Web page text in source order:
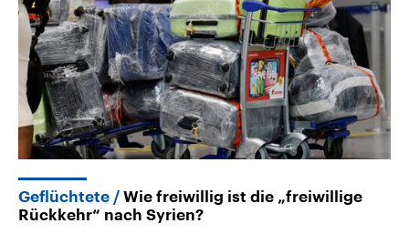
Geflüchtete
Wie freiwillig ist die „freiwillige
Rückkehr“ nach Syrien?